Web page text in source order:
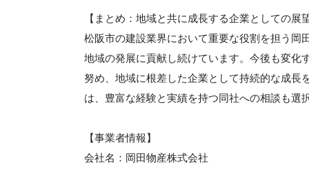
【まとめ：地域と共に成長する企業としての展
松阪市の建設業界において重要な役割を担う岡
地域の発展に貢献し続けています。今後も変化
努め、地域に根差した企業として持続的な成長
は、豊富な経験と実績を持つ同社への相談も選
【事業者情報】
会社名：岡田物産株式会社